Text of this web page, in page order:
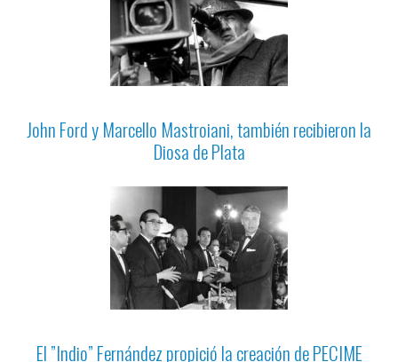
John Ford y Marcello Mastroiani, también recibieron la
Diosa de Plata
El ”Indio” Fernández propició la creación de PECIME